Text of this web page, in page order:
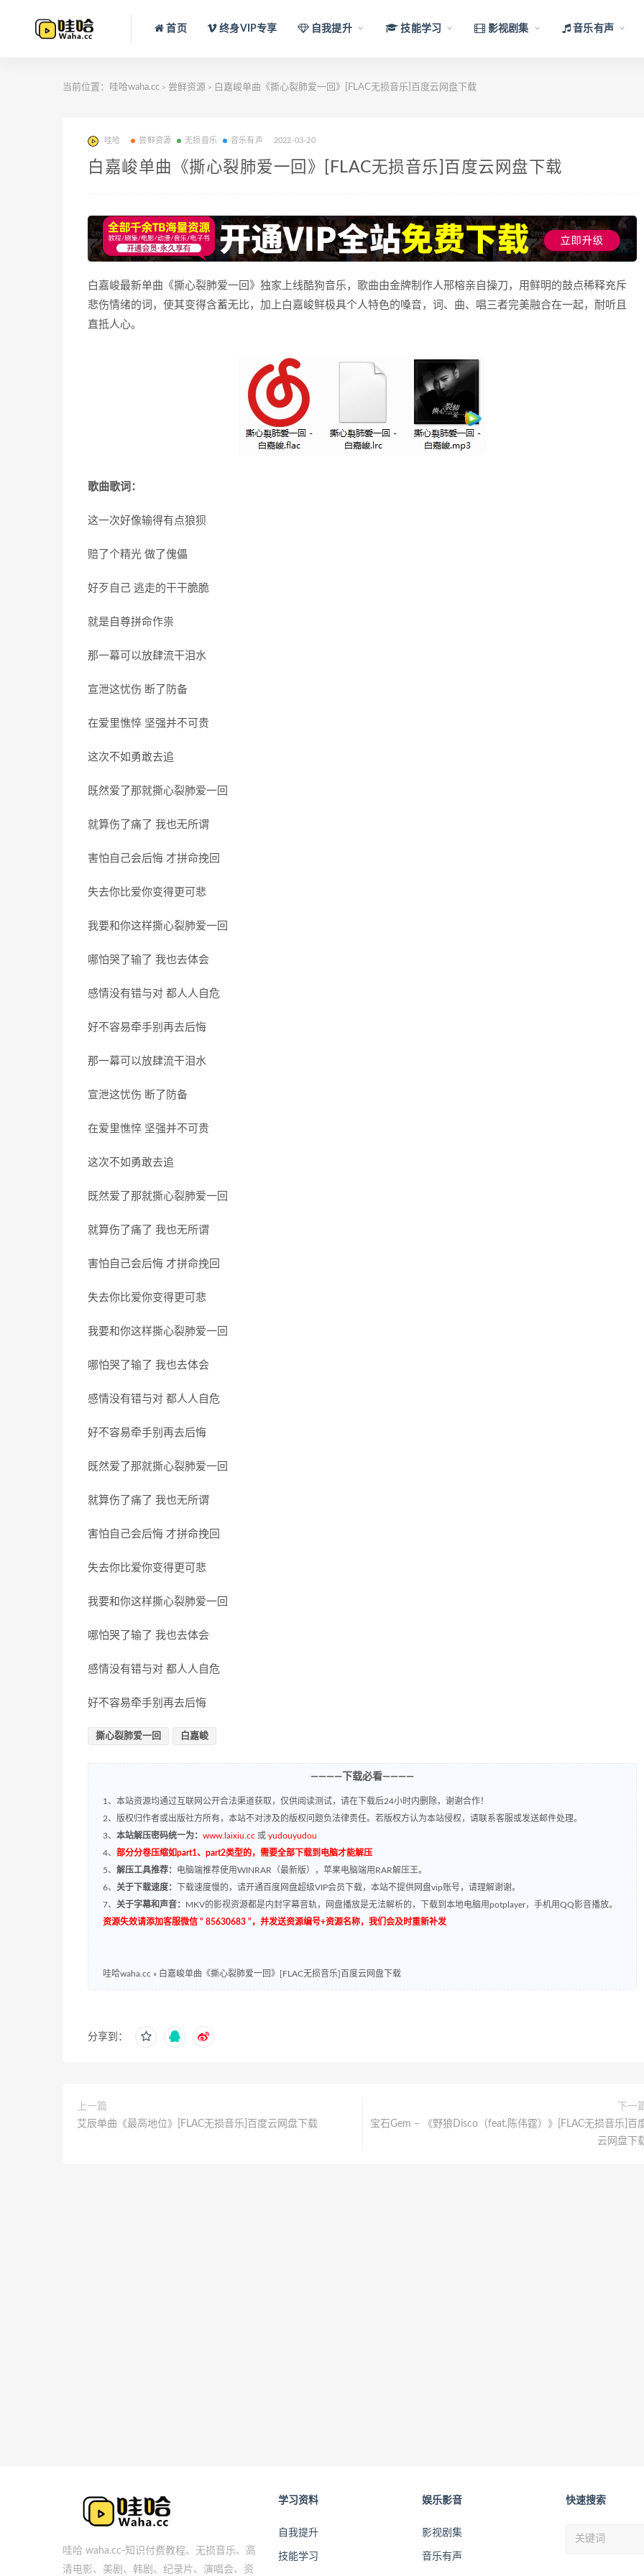
首页 终身VIP专享 自我提升 技能学习 影视剧集 音乐有声
当前位置： 哇哈waha.cc > 尝鲜资源 > 白嘉峻单曲《撕心裂肺爱一回》[FLAC无损音乐]百度云网盘下载
哇哈 尝鲜资源 无损音乐 音乐有声 2022-03-20
白嘉峻单曲《撕心裂肺爱一回》[FLAC无损音乐]百度云网盘下载
白嘉峻最新单曲《撕心裂肺爱一回》独家上线酷狗音乐，歌曲由金牌制作人邢榕亲自操刀，用鲜明的鼓点稀释充斥
悲伤情绪的词，使其变得含蓄无比，加上白嘉峻鲜极具个人特色的嗓音，词、曲、唱三者完美融合在一起，耐听且
直抵人心。
歌曲歌词：
这一次好像输得有点狼狈
赔了个精光 做了傀儡
好歹自己 逃走的干干脆脆
就是自尊拼命作祟
那一幕可以放肆流干泪水
宣泄这忧伤 断了防备
在爱里憔悴 坚强并不可贵
这次不如勇敢去追
既然爱了那就撕心裂肺爱一回
就算伤了痛了 我也无所谓
害怕自己会后悔 才拼命挽回
失去你比爱你变得更可悲
我要和你这样撕心裂肺爱一回
哪怕哭了输了 我也去体会
感情没有错与对 都人人自危
好不容易牵手别再去后悔
那一幕可以放肆流干泪水
宣泄这忧伤 断了防备
在爱里憔悴 坚强并不可贵
这次不如勇敢去追
既然爱了那就撕心裂肺爱一回
就算伤了痛了 我也无所谓
害怕自己会后悔 才拼命挽回
失去你比爱你变得更可悲
我要和你这样撕心裂肺爱一回
哪怕哭了输了 我也去体会
感情没有错与对 都人人自危
好不容易牵手别再去后悔
既然爱了那就撕心裂肺爱一回
就算伤了痛了 我也无所谓
害怕自己会后悔 才拼命挽回
失去你比爱你变得更可悲
我要和你这样撕心裂肺爱一回
哪怕哭了输了 我也去体会
感情没有错与对 都人人自危
好不容易牵手别再去后悔
撕心裂肺爱一回 白嘉峻
————下载必看————
1、本站资源均通过互联网公开合法渠道获取，仅供阅读测试，请在下载后24小时内删除，谢谢合作！
2、版权归作者或出版社方所有，本站不对涉及的版权问题负法律责任。若版权方认为本站侵权，请联系客服或发送邮件处理。
3、 本站解压密码统一为： www.laixiu.cc 或 yudouyudou
4、 部分分卷压缩如part1、part2类型的，需要全部下载到电脑才能解压
5、 解压工具推荐： 电脑端推荐使用WINRAR（最新版），苹果电脑端用RAR解压王。
6、 关于下载速度：
下载速度慢的，请开通百度网盘超级VIP会员下载，本站不提供网盘vip账号，请理解谢谢。
7、 关于字幕和声音： MKV的影视资源都是内封字幕音轨，网盘播放是无法解析的，下载到本地电脑用potplayer，手机用QQ影音播放。
资源失效请添加客服微信 “ 85630683 ”，并发送资源编号+资源名称，我们会及时重新补发
哇哈waha.cc » 白嘉峻单曲《撕心裂肺爱一回》[FLAC无损音乐]百度云网盘下载
分享到：
上一篇
艾辰单曲《最高地位》[FLAC无损音乐]百度云网盘下载
下一
宝石Gem – 《野狼Disco（feat.陈伟霆）》[FLAC无损音乐]百
云网盘下
哇哈 waha.cc-知识付费教程、无损音乐、高
清电影、美剧、韩剧、纪录片、演唱会、资
学习资料
自我提升
技能学习
娱乐影音
影视剧集
音乐有声
快速搜索